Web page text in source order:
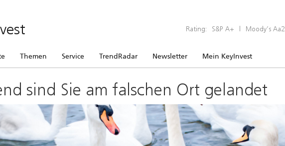
Rating: S&P A+ | Moody’s Aa2
Themen Service TrendRadar Newsletter Mein KeyInvest
sind Sie am falschen Ort gelandet